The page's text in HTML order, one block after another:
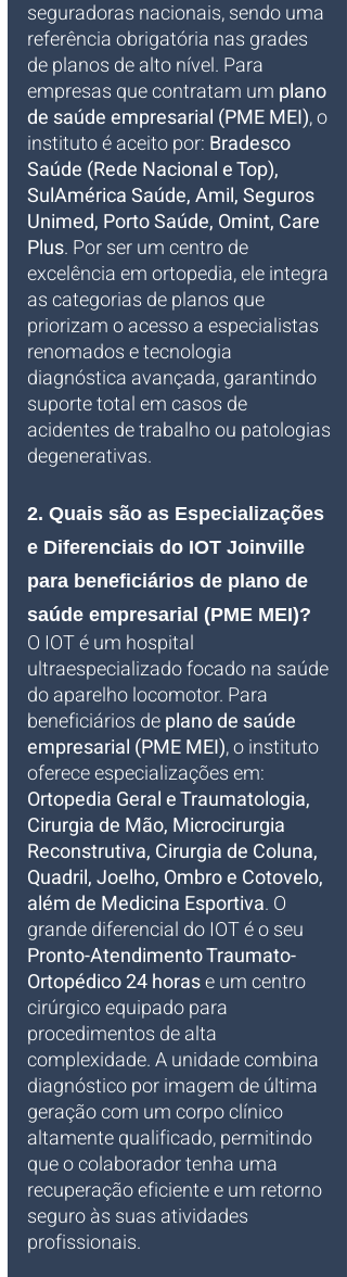
seguradoras nacionais, sendo uma
referência obrigatória nas grades
de planos de alto nível. Para
empresas que contratam um plano
de saúde empresarial (PME MEI), o
instituto é aceito por: Bradesco
Saúde (Rede Nacional e Top),
SulAmérica Saúde, Amil, Seguros
Unimed, Porto Saúde, Omint, Care
Plus. Por ser um centro de
excelência em ortopedia, ele integra
as categorias de planos que
priorizam o acesso a especialistas
renomados e tecnologia
diagnóstica avançada, garantindo
suporte total em casos de
acidentes de trabalho ou patologias
degenerativas.
2. Quais são as Especializações
e Diferenciais do IOT Joinville
para beneficiários de plano de
saúde empresarial (PME MEI)?
O IOT é um hospital
ultraespecializado focado na saúde
do aparelho locomotor. Para
beneficiários de plano de saúde
empresarial (PME MEI), o instituto
oferece especializações em:
Ortopedia Geral e Traumatologia,
Cirurgia de Mão, Microcirurgia
Reconstrutiva, Cirurgia de Coluna,
Quadril, Joelho, Ombro e Cotovelo,
além de Medicina Esportiva. O
grande diferencial do IOT é o seu
Pronto-Atendimento Traumato-
Ortopédico 24 horas e um centro
cirúrgico equipado para
procedimentos de alta
complexidade. A unidade combina
diagnóstico por imagem de última
geração com um corpo clínico
altamente qualificado, permitindo
que o colaborador tenha uma
recuperação eficiente e um retorno
seguro às suas atividades
profissionais.